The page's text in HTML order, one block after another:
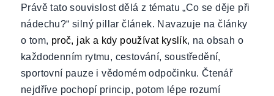
Právě tato souvislost dělá z tématu „Co se děje při
nádechu?“ silný pillar článek. Navazuje na články
o tom, proč, jak a kdy používat kyslík, na obsah o
každodenním rytmu, cestování, soustředění,
sportovní pauze i vědomém odpočinku. Čtenář
nejdříve pochopí princip, potom lépe rozumí